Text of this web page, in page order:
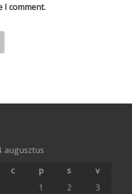
I comment.
augusztus
c p s
v
1
2
3